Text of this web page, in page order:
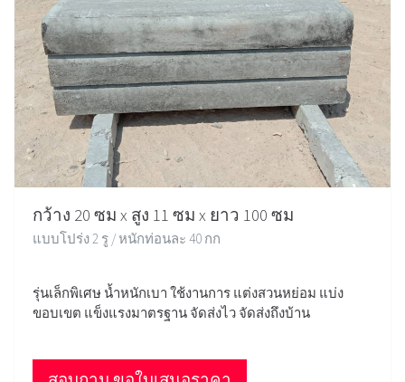
กว้าง 20 ซม x สูง 11 ซม x ยาว 100 ซม
แบบโปร่ง 2 รู / หนักท่อนละ 40 กก
รุ่นเล็กพิเศษ น้ำหนักเบา ใช้งานการ แต่งสวนหย่อม แบ่ง
ขอบเขต แข็งแรงมาตรฐาน จัดส่งไว จัดส่งถึงบ้าน